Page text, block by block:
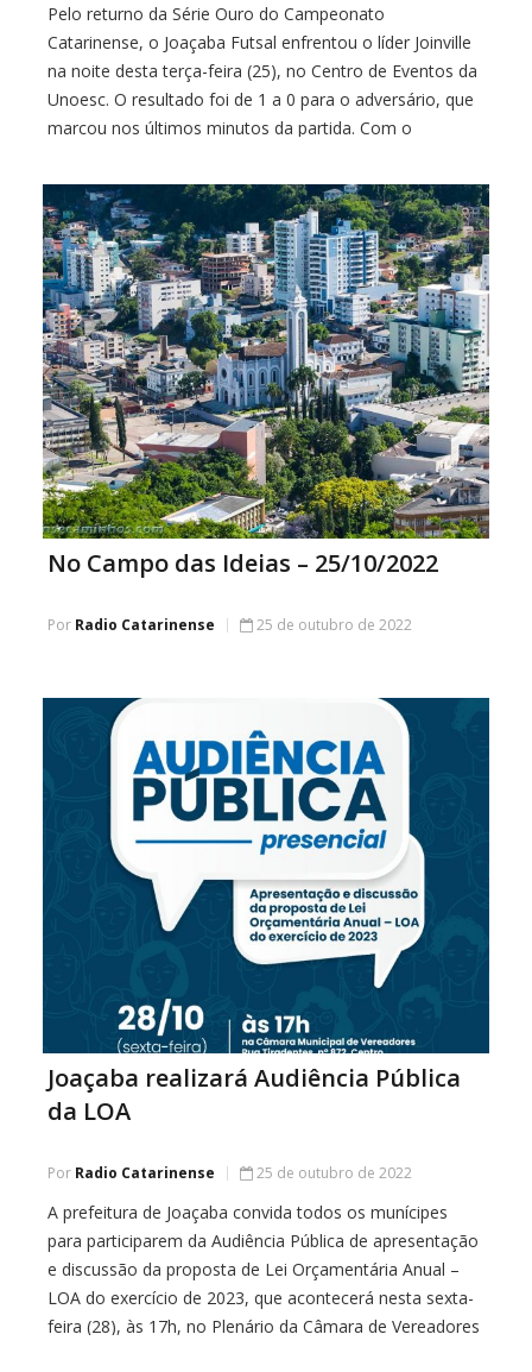
Pelo returno da Série Ouro do Campeonato
Catarinense, o Joaçaba Futsal enfrentou o líder Joinville
na noite desta terça-feira (25), no Centro de Eventos da
Unoesc. O resultado foi de 1 a 0 para o adversário, que
marcou nos últimos minutos da partida. Com o
tabela de […]
No Campo das Ideias – 25/10/2022
Por Radio Catarinense 25 de outubro de 2022
Joaçaba realizará Audiência Pública
da LOA
Por Radio Catarinense 25 de outubro de 2022
A prefeitura de Joaçaba convida todos os munícipes
para participarem da Audiência Pública de apresentação
e discussão da proposta de Lei Orçamentária Anual –
LOA do exercício de 2023, que acontecerá nesta sexta-
feira (28), às 17h, no Plenário da Câmara de Vereadores